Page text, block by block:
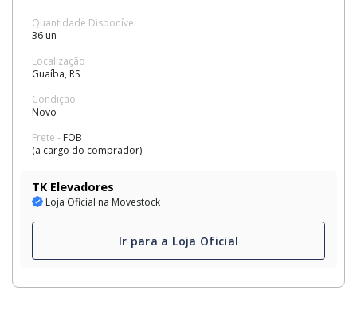
Quantidade Disponível
36 un
Localização
Guaíba, RS
Condição
Novo
Frete - FOB
(a cargo do comprador)
TK Elevadores
Loja Oficial na Movestock
Ir para a Loja Oficial